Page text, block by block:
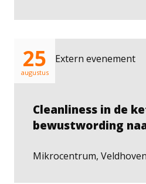
25
augustus
Extern evenement
Cleanliness in de
bewustwording
Mikrocentrum,